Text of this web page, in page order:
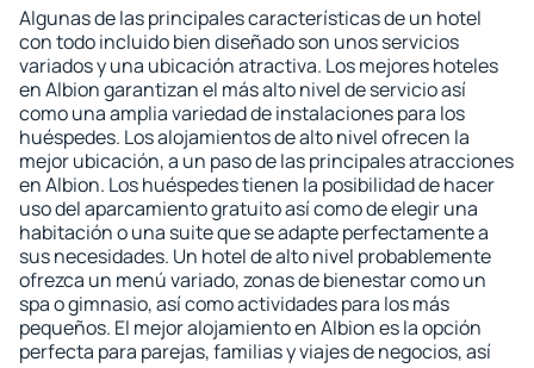
Algunas de las principales características de un hotel
con todo incluido bien diseñado son unos servicios
variados y una ubicación atractiva. Los mejores hoteles
en Albion garantizan el más alto nivel de servicio así
como una amplia variedad de instalaciones para los
huéspedes. Los alojamientos de alto nivel ofrecen la
mejor ubicación, a un paso de las principales atracciones
en Albion. Los huéspedes tienen la posibilidad de hacer
uso del aparcamiento gratuito así como de elegir una
habitación o una suite que se adapte perfectamente a
sus necesidades. Un hotel de alto nivel probablemente
ofrezca un menú variado, zonas de bienestar como un
spa o gimnasio, así como actividades para los más
pequeños. El mejor alojamiento en Albion es la opción
perfecta para parejas, familias y viajes de negocios, así